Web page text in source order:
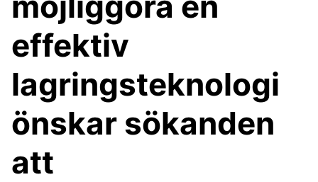
effektiv
lagringsteknologi
önskar sökanden
att